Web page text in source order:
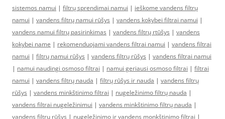
sistemos namui | filtrų sprendimai namui | ieškome vandens filtrų
namui | vandens filtrų namui rūšys | vandens kokybei filtrai namui |
vandens namui filtrų pasirinkimas | vandens filtrų rtūšys | vandens
kokybei name | rekomenduojami vandens filtrai namui | vandens filtrai
namui | filtrų namui rūšys | vandens filtrų rūšys | vandens filtrai namui
| namui naudingi osmoso filtrai | namui geriausi osmoso filtrai | filtrai
namui | vandens filtrų nauda | filtrų rūšys ir nauda | vandens filtrų
rūšys | vandens minkštinimo filtrai | nugeležinimo filtrų nauda |
vandens filtrai nugeležinimui | vandens minkštinimo filtrų nauda |
vandens filtrų rūšys | nugeležinimo ir vandens monkštinimo filtrai |